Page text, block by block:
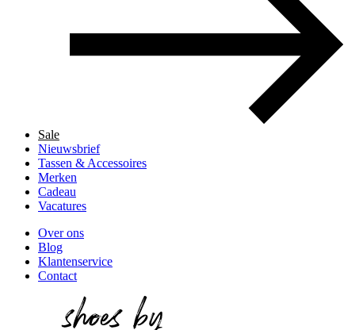
Sale
Nieuwsbrief
Tassen & Accessoires
Merken
Cadeau
Vacatures
Over ons
Blog
Klantenservice
Contact